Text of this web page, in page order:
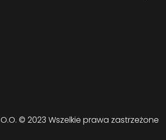
O.O. © 2023 Wszelkie prawa zastrzeżone